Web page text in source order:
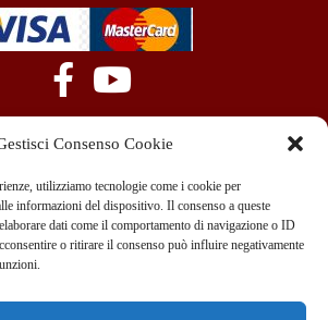
Consenso Cookie
utilizziamo tecnologie come i cookie per
informazioni del dispositivo. Il consenso a queste
dati come il comportamento di navigazione o ID
o ritirare il consenso può influire negativamente
970 89 33
info@teammotor.it